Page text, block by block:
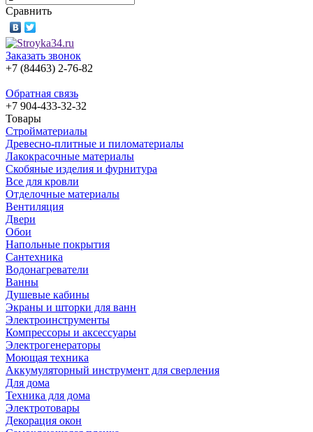
Сравнить
Заказать звонок
+7 (84463) 2-76-82
Обратная связь
+7 904-433-32-32
Товары
Стройматериалы
Древесно-плитные и пиломатериалы
Лакокрасочные материалы
Скобяные изделия и фурнитура
Все для кровли
Отделочные материалы
Вентиляция
Двери
Обои
Напольные покрытия
Сантехника
Водонагреватели
Ванны
Душевые кабины
Экраны и шторки для ванн
Электроинструменты
Компрессоры и аксессуары
Электрогенераторы
Моющая техника
Аккумуляторный инструмент для сверления
Для дома
Техника для дома
Электротовары
Декорация окон